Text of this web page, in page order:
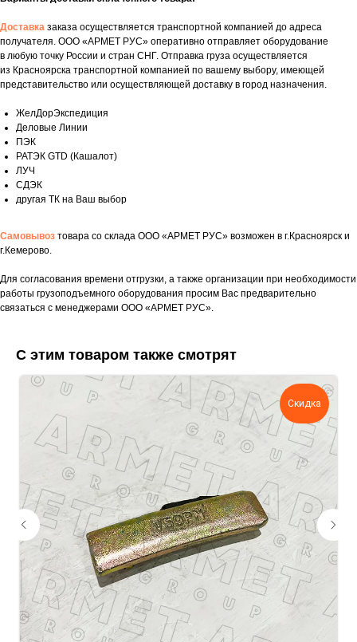
Доставка заказа осуществляется транспортной компанией до адреса
получателя. ООО «АРМЕТ РУС» оперативно отправляет оборудование
в любую точку России и стран СНГ. Отправка груза осуществляется
из Красноярска транспортной компанией по вашему выбору, имеющей
представительство или осуществляющей доставку в город назначения.
ЖелДорЭкспедиция
Деловые Линии
ПЭК
РАТЭК GTD (Кашалот)
ЛУЧ
СДЭК
другая ТК на Ваш выбор
Самовывоз товара со склада ООО «АРМЕТ РУС» возможен в г.Красноярск и
г.Кемерово.
Для согласования времени отгрузки, а также организации при необходимости
работы грузоподъемного оборудования просим Вас предварительно
связаться с менеджерами ООО «АРМЕТ РУС».
С этим товаром также смотрят
Скидка
Укажите номер телефона и ваше имя.
Мы свяжемся с вами сегодня в рабочее
время.
поможем нам лучше понять вашу
задачу — прикрепите её в поле ниже.
Ваш телефон
Ваше имя
Прикрепите документацию (при наличии)
Add files